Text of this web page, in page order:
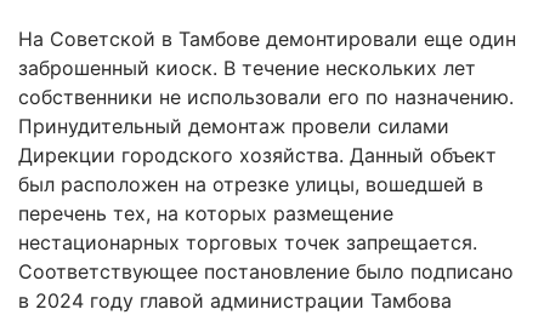
На Советской в Тамбове демонтировали еще один
заброшенный киоск. В течение нескольких лет
собственники не использовали его по назначению.
Принудительный демонтаж провели силами
Дирекции городского хозяйства. Данный объект
был расположен на отрезке улицы, вошедшей в
перечень тех, на которых размещение
нестационарных торговых точек запрещается.
Соответствующее постановление было подписано
в 2024 году главой администрации Тамбова